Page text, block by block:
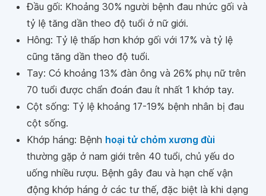
Đầu gối: Khoảng 30% người bệnh đau nhức gối và
tỷ lệ tăng dần theo độ tuổi ở nữ giới.
Hông: Tỷ lệ thấp hơn khớp gối với 17% và tỷ lệ
cũng tăng dần theo độ tuổi.
Tay: Có khoảng 13% đàn ông và 26% phụ nữ trên
70 tuổi được chẩn đoán đau ít nhất 1 khớp tay.
Cột sống: Tỷ lệ khoảng 17-19% bệnh nhân bị đau
cột sống.
Khớp háng: Bệnh hoại tử chỏm xương đùi
thường gặp ở nam giới trên 40 tuổi, chủ yếu do
uống nhiều rượu. Bệnh gây đau và hạn chế vận
động khớp háng ở các tư thế, đặc biệt là khi dạng